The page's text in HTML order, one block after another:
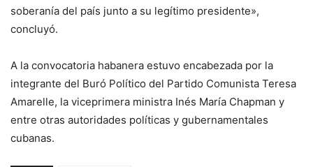
soberanía del país junto a su legítimo presidente»,
concluyó.
A la convocatoria habanera estuvo encabezada por la
integrante del Buró Político del Partido Comunista Teresa
Amarelle, la viceprimera ministra Inés María Chapman y
entre otras autoridades políticas y gubernamentales
cubanas.